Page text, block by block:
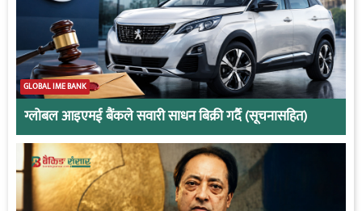
GLOBAL IME BANK
ग्लोबल आइएमई बैंकले सवारी साधन बिक्री गर्दै (सूचनासहित)